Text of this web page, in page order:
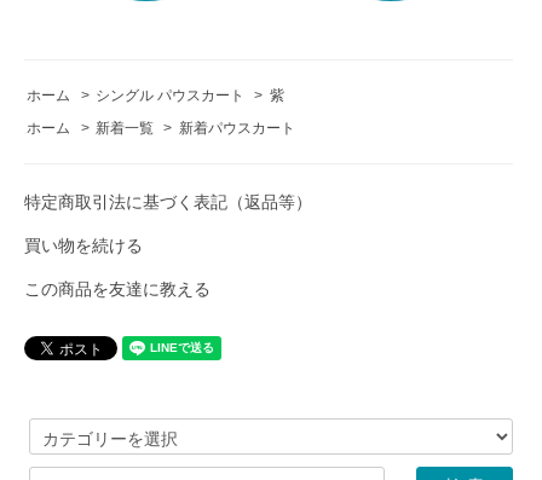
ホーム > シングル パウスカート > 紫
ホーム
> 新着一覧 > 新着パウスカート
特定商取引法に基づく表記（返品等）
買い物を続ける
この商品を友達に教える